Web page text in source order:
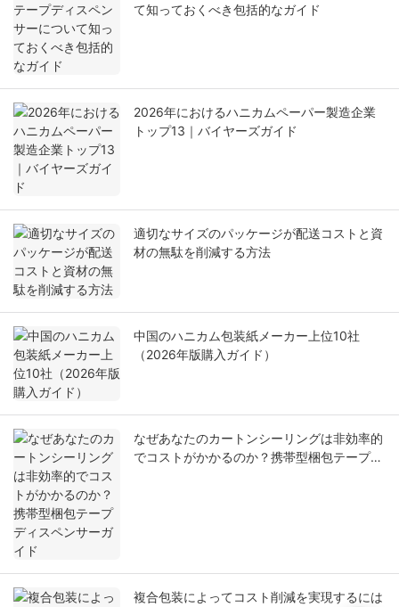
て知っておくべき包括的なガイド
2026年におけるハニカムペーパー製造企業
トップ13｜バイヤーズガイド
適切なサイズのパッケージが配送コストと資
材の無駄を削減する方法
中国のハニカム包装紙メーカー上位10社
（2026年版購入ガイド）
なぜあなたのカートンシーリングは非効率的
でコストがかかるのか？携帯型梱包テープデ
複合包装によってコスト削減を実現するには